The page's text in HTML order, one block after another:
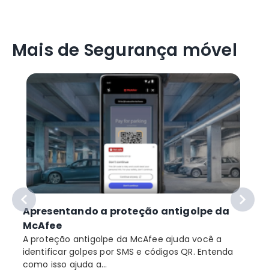
Mais de Segurança móvel
Apresentando a proteção antigolpe da
McAfee
A proteção antigolpe da McAfee ajuda você a
identificar golpes por SMS e códigos QR. Entenda
como isso ajuda a...